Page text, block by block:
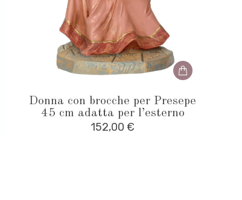
Donna con brocche per Presepe
45 cm adatta per l’esterno
152,00€